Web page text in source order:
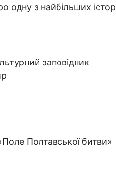
одну з найбільших
заповідник
Полтавської битви»